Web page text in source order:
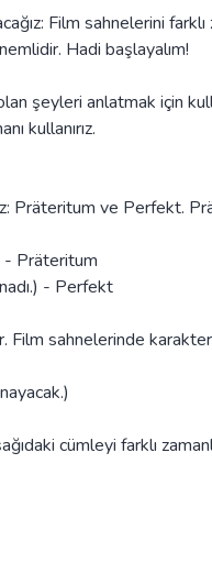
Film sahnelerini
Hadi başlayalım!
şeyleri anlatmak için
kullanırız.
Präteritum ve Perfekt.
- Präteritum
- Perfekt
Film sahnelerinde
cümleyi farklı